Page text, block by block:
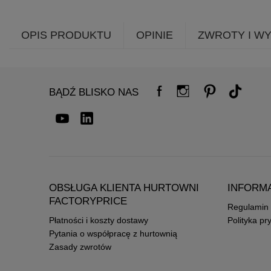
OPIS PRODUKTU OPINIE ZWROTY I
BĄDŹ BLISKO NAS
OBSŁUGA KLIENTA HURTOWNI
FACTORYPRICE
Płatności i koszty dostawy
Pytania o współpracę z hurtownią
Zasady zwrotów
Regulamin
Polityka